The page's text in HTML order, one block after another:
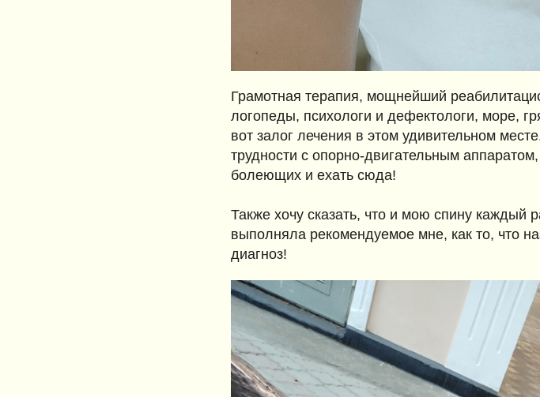
Грамотная терапия, мощнейший
логопеды, психологи и дефектологи, море,
вот залог лечения в этом удивительном
трудности с опорно-двигательным
болеющих и ехать сюда!
Также хочу сказать, что и мою спину каждый
выполняла рекомендуемое мне, как то, что
диагноз!